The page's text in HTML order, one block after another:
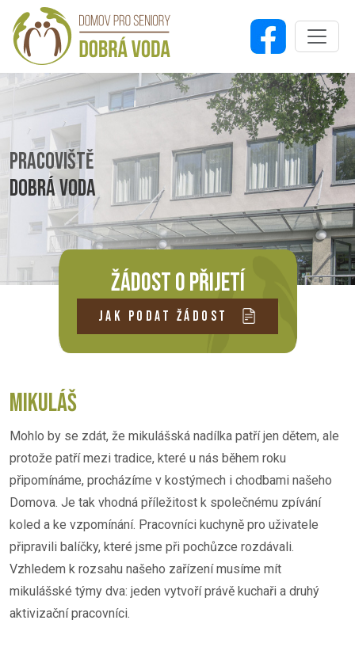
PRACOVIŠTĚ
DOBRÁ VODA
ŽÁDOST O PŘIJETÍ
JAK PODAT ŽÁDOST
MIKULÁŠ
Mohlo by se zdát, že mikulášská nadílka patří jen dětem, ale
protože patří mezi tradice, které u nás během roku
připomínáme, procházíme v kostýmech i chodbami našeho
Domova. Je tak vhodná příležitost k společnému zpívání
koled a ke vzpomínání. Pracovníci kuchyně pro uživatele
připravili balíčky, které jsme při pochůzce rozdávali.
Vzhledem k rozsahu našeho zařízení musíme mít
mikulášské týmy dva: jeden vytvoří právě kuchaři a druhý
aktivizační pracovníci.